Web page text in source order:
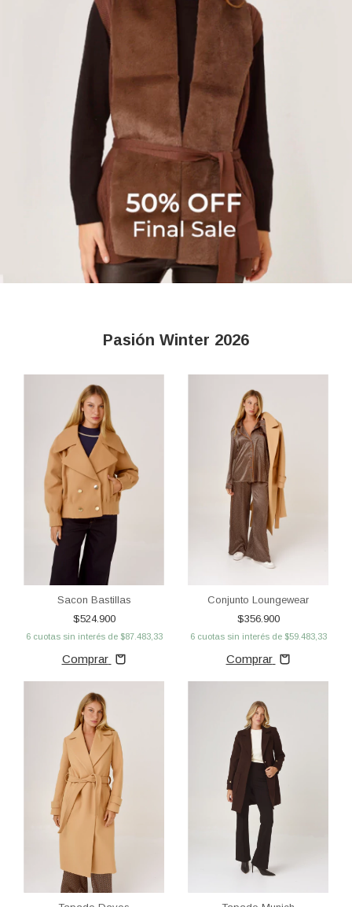
Pasión Winter 2026
Sacon Bastillas
$524.900
6 cuotas sin interés de $87.483,33
Comprar
Conjunto Loungewear
$356.900
6 cuotas sin interés de $59.483,33
Comprar